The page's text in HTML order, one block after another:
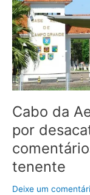
Cabo da
por
tenente
Deixe um
desacato
a
superior
após
comentários
de
cunho
sexual
a
tenente